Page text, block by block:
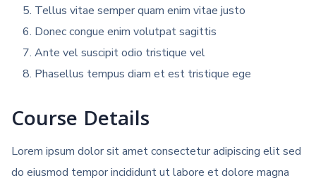
Tellus vitae semper quam enim vitae justo
Donec congue enim volutpat sagittis
Ante vel suscipit odio tristique vel
Phasellus tempus diam et est tristique ege
Course Details
Lorem ipsum dolor sit amet consectetur adipiscing elit sed
do eiusmod tempor incididunt ut labore et dolore magna